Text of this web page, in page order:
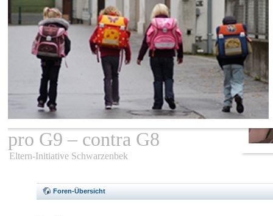
pro G9 – contra G8
Eltern-Initiative Schwarzenbek
Foren-Übersicht